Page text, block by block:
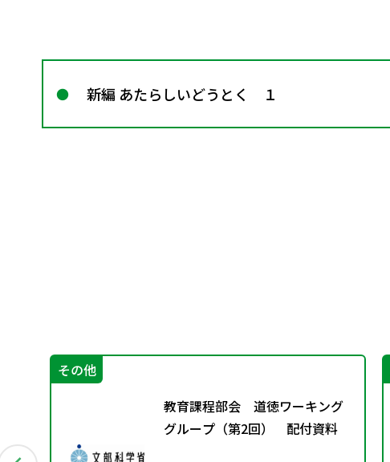
新編 あたらしいどうとく １
その他
教育課程部会 道徳ワーキング
グループ（第2回） 配付資料